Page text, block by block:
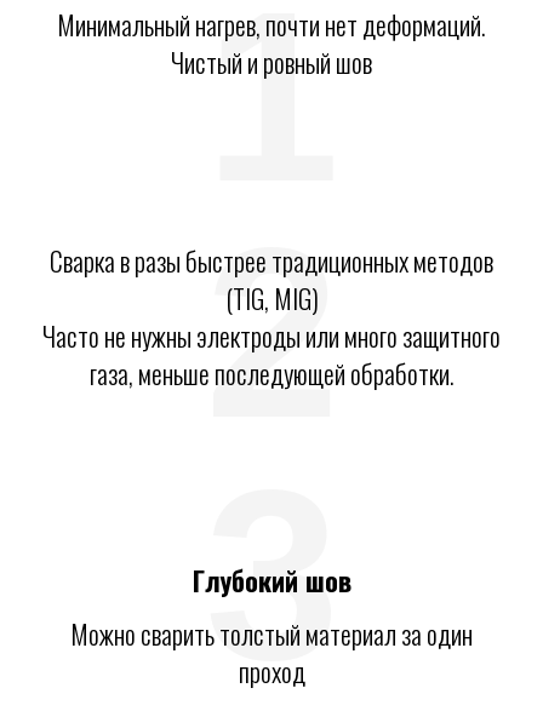
Минимальный нагрев, почти нет деформаций.
Чистый и ровный шов
1
Сварка в разы быстрее традиционных методов
(TIG, MIG)
Часто не нужны электроды или много защитного
газа, меньше последующей обработки.
2
Глубокий шов
Можно сварить толстый материал за один
проход
3